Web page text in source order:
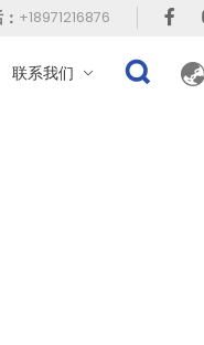
+18971216876
联系我们